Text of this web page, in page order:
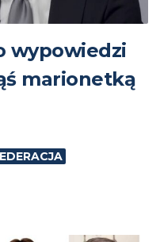
wypowiedzi
marionetką